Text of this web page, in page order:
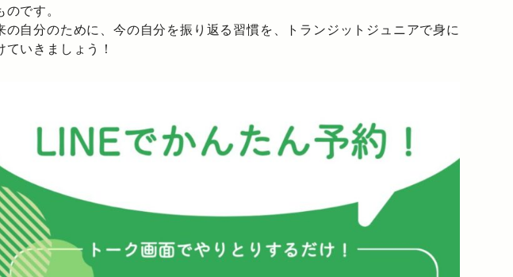
のです。
の自分のために、今の自分を振り返る習慣を、トランジットジュニアで身に
ていきましょう！